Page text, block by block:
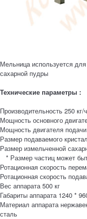
Мельница используется
сахарной пудры
Технические параметры :
Производительность 250 кг/ч
Мощность основного
Мощность двигателя
Размер подаваемого
Размер измельченной
* Размер частиц может
Ротационная скорость
Ротационная скорость
Вес аппарата 500 кг
Габариты аппарата 1240 *
Материал аппарата
сталь